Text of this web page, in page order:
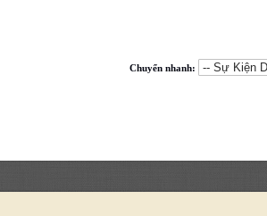
Chuyển nhanh: